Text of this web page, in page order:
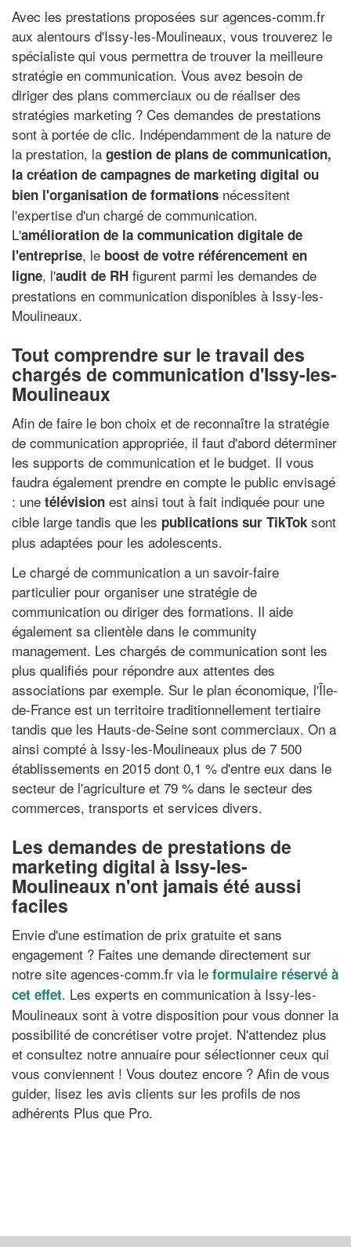
Avec les prestations proposées sur agences-comm.fr
aux alentours d'Issy-les-Moulineaux, vous trouverez le
spécialiste qui vous permettra de trouver la meilleure
stratégie en communication. Vous avez besoin de
diriger des plans commerciaux ou de réaliser des
stratégies marketing ? Ces demandes de prestations
sont à portée de clic. Indépendamment de la nature de
la prestation, la gestion de plans de communication,
la création de campagnes de marketing digital ou
bien l'organisation de formations nécessitent
l'expertise d'un chargé de communication.
L'amélioration de la communication digitale de
l'entreprise, le boost de votre référencement en
ligne, l'audit de RH figurent parmi les demandes de
prestations en communication disponibles à Issy-les-
Moulineaux.
Tout comprendre sur le travail des
chargés de communication d'Issy-les-
Moulineaux
Afin de faire le bon choix et de reconnaître la stratégie
de communication appropriée, il faut d'abord déterminer
les supports de communication et le budget. Il vous
faudra également prendre en compte le public envisagé
: une télévision est ainsi tout à fait indiquée pour une
cible large tandis que les publications sur TikTok sont
plus adaptées pour les adolescents.
Le chargé de communication a un savoir-faire
particulier pour organiser une stratégie de
communication ou diriger des formations. Il aide
également sa clientèle dans le community
management. Les chargés de communication sont les
plus qualifiés pour répondre aux attentes des
associations par exemple. Sur le plan économique, l'Île-
de-France est un territoire traditionnellement tertiaire
tandis que les Hauts-de-Seine sont commerciaux. On a
ainsi compté à Issy-les-Moulineaux plus de 7 500
établissements en 2015 dont 0,1 % d'entre eux dans le
secteur de l'agriculture et 79 % dans le secteur des
commerces, transports et services divers.
Les demandes de prestations de
marketing digital à Issy-les-
Moulineaux n'ont jamais été aussi
faciles
Envie d'une estimation de prix gratuite et sans
engagement ? Faites une demande directement sur
notre site agences-comm.fr via le formulaire réservé à
cet effet. Les experts en communication à Issy-les-
Moulineaux sont à votre disposition pour vous donner la
possibilité de concrétiser votre projet. N'attendez plus
et consultez notre annuaire pour sélectionner ceux qui
vous conviennent ! Vous doutez encore ? Afin de vous
guider, lisez les avis clients sur les profils de nos
adhérents Plus que Pro.